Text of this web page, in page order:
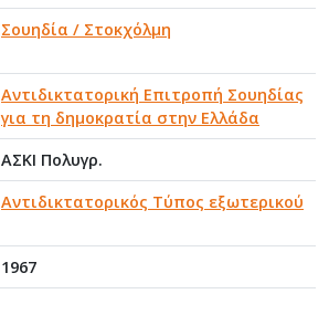
Σουηδία / Στοκχόλμη
Αντιδικτατορική Επιτροπή Σουηδίας
για τη δημοκρατία στην Ελλάδα
ΑΣΚΙ Πολυγρ.
Αντιδικτατορικός Τύπος εξωτερικού
1967